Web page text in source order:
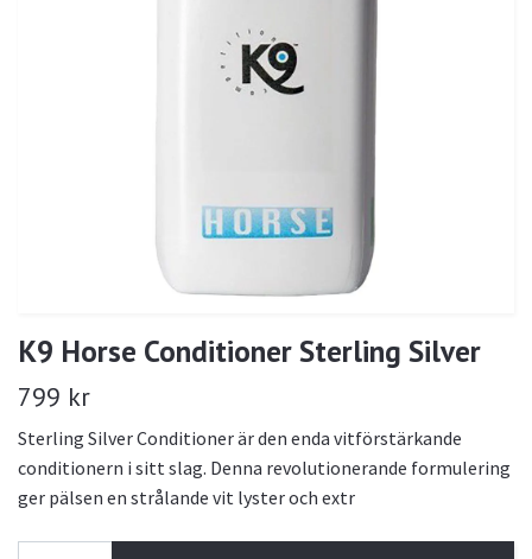
K9 Horse Conditioner Sterling Silver
799 kr
Sterling Silver Conditioner är den enda vitförstärkande
conditionern i sitt slag. Denna revolutionerande formulering
ger pälsen en strålande vit lyster och extr